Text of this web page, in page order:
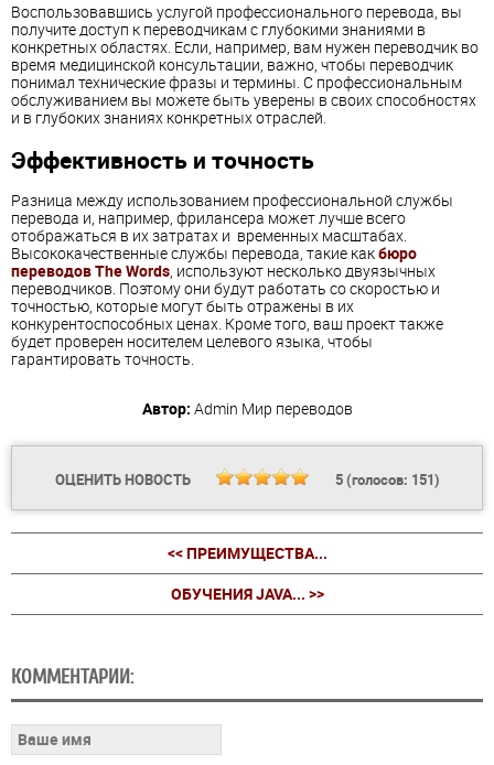
Воспользовавшись услугой профессионального перевода, вы
получите доступ к переводчикам с глубокими знаниями в
конкретных областях. Если, например, вам нужен переводчик во
время медицинской консультации, важно, чтобы переводчик
понимал технические фразы и термины. С профессиональным
обслуживанием вы можете быть уверены в своих способностях
и в глубоких знаниях конкретных отраслей.
Эффективность и точность
Разница между использованием профессиональной службы
перевода и, например, фрилансера может лучше всего
отображаться в их затратах и временных масштабах.
Высококачественные службы перевода, такие какбюро
переводов The Words, используют несколько двуязычных
переводчиков. Поэтому они будут работать со скоростью и
точностью, которые могут быть отражены в их
конкурентоспособных ценах. Кроме того, ваш проект также
будет проверен носителем целевого языка, чтобы
гарантировать точность.
Автор: Admin Мир переводов
ОЦЕНИТЬ НОВОСТЬ 5(голосов: 151)
<< ПРЕИМУЩЕСТВА...
ОБУЧЕНИЯ JAVA... >>
КОММЕНТАРИИ: